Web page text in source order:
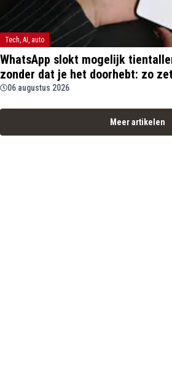
Tech, AI, auto
WhatsApp slokt mogelijk
zonder dat je het doorhebt: zo
06 augustus 2026
Meer artikelen